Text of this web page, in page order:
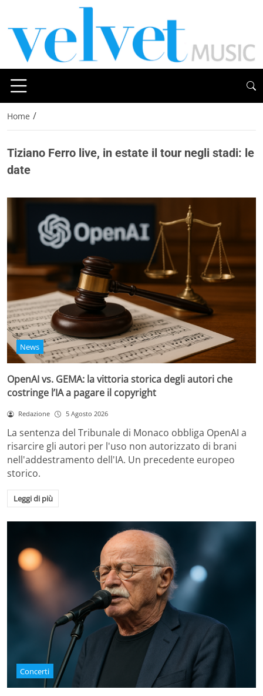
Home /
Tiziano Ferro live, in estate il tour negli stadi: le
date
News
OpenAI vs. GEMA: la vittoria storica degli autori che
costringe l’IA a pagare il copyright
Redazione 5 Agosto 2026
La sentenza del Tribunale di Monaco obbliga OpenAI a
risarcire gli autori per l'uso non autorizzato di brani
nell'addestramento dell'IA. Un precedente europeo
storico.
Leggi di più
Concerti